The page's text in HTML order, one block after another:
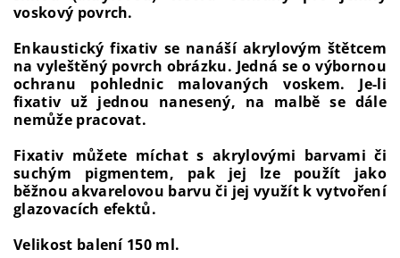
voskový povrch.
Enkaustický fixativ se nanáší akrylovým štětcem
na vyleštěný povrch obrázku. Jedná se o výbornou
ochranu pohlednic malovaných voskem. Je-li
fixativ už jednou nanesený, na malbě se dále
nemůže pracovat.
Fixativ můžete míchat s akrylovými barvami či
suchým pigmentem, pak jej lze použít jako
běžnou akvarelovou barvu či jej využít k vytvoření
glazovacích efektů.
Velikost balení 150 ml.